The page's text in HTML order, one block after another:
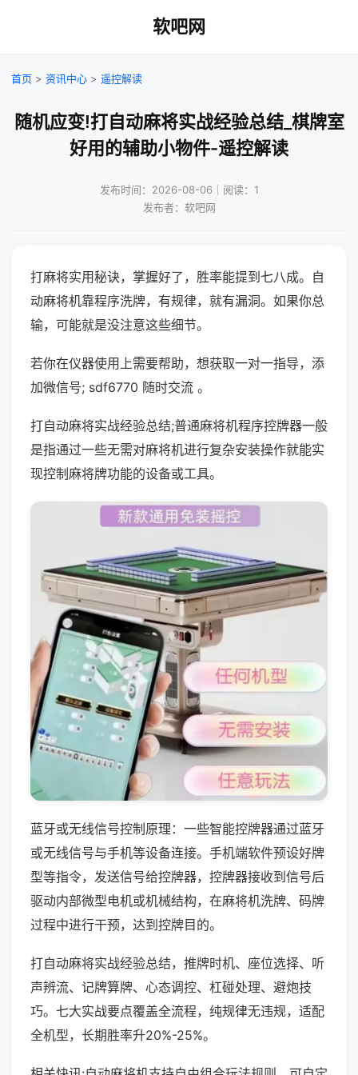
软吧网
首页 > 资讯中心 > 遥控解读
随机应变!打自动麻将实战经验总结_棋牌室
好用的辅助小物件-遥控解读
发布时间：2026-08-06｜阅读：1
发布者：软吧网
打麻将实用秘诀，掌握好了，胜率能提到七八成。自
动麻将机靠程序洗牌，有规律，就有漏洞。如果你总
输，可能就是没注意这些细节。
若你在仪器使用上需要帮助，想获取一对一指导，添
加微信号; sdf6770 随时交流 。
打自动麻将实战经验总结;普通麻将机程序控牌器一般
是指通过一些无需对麻将机进行复杂安装操作就能实
现控制麻将牌功能的设备或工具。
蓝牙或无线信号控制原理：一些智能控牌器通过蓝牙
或无线信号与手机等设备连接。手机端软件预设好牌
型等指令，发送信号给控牌器，控牌器接收到信号后
驱动内部微型电机或机械结构，在麻将机洗牌、码牌
过程中进行干预，达到控牌目的。
打自动麻将实战经验总结，推牌时机、座位选择、听
声辨流、记牌算牌、心态调控、杠碰处理、避炮技
巧。七大实战要点覆盖全流程，纯规律无违规，适配
全机型，长期胜率升20%-25%。